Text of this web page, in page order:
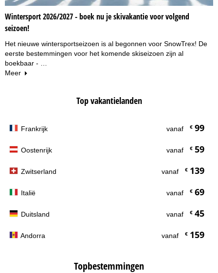
Wintersport 2026/2027 - boek nu je skivakantie voor volgend
seizoen!
Het nieuwe wintersportseizoen is al begonnen voor SnowTrex! De
eerste bestemmingen voor het komende skiseizoen zijn al
boekbaar - …
Meer
Top vakantielanden
Frankrijk vanaf €99
Oostenrijk vanaf €59
Zwitserland vanaf €139
Italië vanaf €69
Duitsland vanaf €45
Andorra vanaf €159
Topbestemmingen